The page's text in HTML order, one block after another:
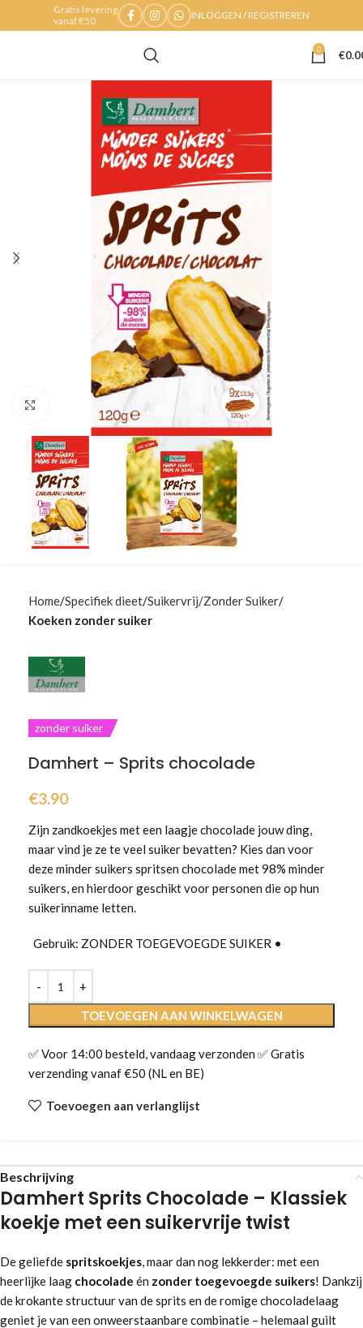
Gratis levering
vanaf €50
INLOGGEN / REGISTREREN
0 €
Home Specifiek dieet Suikervrij/Zonder Suiker
Koeken zonder suiker
zonder suiker
Damhert – Sprits chocolade
€3.90
Zijn zandkoekjes met een laagje chocolade jouw ding,
maar vind je ze te veel suiker bevatten? Kies dan voor
deze minder suikers spritsen chocolade met 98% minder
suikers, en hierdoor geschikt voor personen die op hun
suikerinname letten.
Gebruik: ZONDER TOEGEVOEGDE SUIKER •
TOEVOEGEN AAN WINKELWAGEN
✅ Voor 14:00 besteld, vandaag verzonden ✅ Gratis
verzending vanaf €50 (NL en BE)
Toevoegen aan verlanglijst
Beschrijving
Damhert Sprits Chocolade – Klassiek
koekje met een suikervrije twist
De geliefde spritskoekjes, maar dan nog lekkerder: met een
heerlijke laag chocolade én zonder toegevoegde suikers! Dankzij
de krokante structuur van de sprits en de romige chocoladelaag
geniet je van een onweerstaanbare combinatie – helemaal guilt